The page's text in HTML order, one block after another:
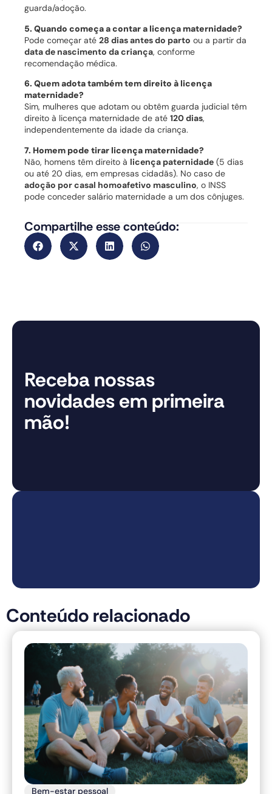
guarda/adoção.
5. Quando começa a contar a licença maternidade?
Pode começar até 28 dias antes do parto ou a partir da
data de nascimento da criança, conforme
recomendação médica.
6. Quem adota também tem direito à licença
maternidade?
Sim, mulheres que adotam ou obtêm guarda judicial têm
direito à licença maternidade de até 120 dias,
independentemente da idade da criança.
7. Homem pode tirar licença maternidade?
Não, homens têm direito à licença paternidade (5 dias
ou até 20 dias, em empresas cidadãs). No caso de
adoção por casal homoafetivo masculino, o INSS
pode conceder salário maternidade a um dos cônjuges.
Compartilhe esse conteúdo:
Receba nossas
novidades em primeira
mão!
Conteúdo relacionado
Bem-estar pessoal